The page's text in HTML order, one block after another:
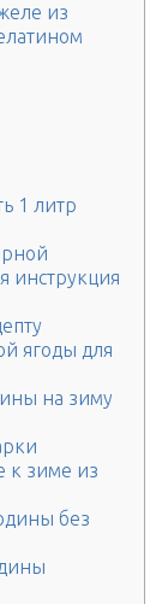
из
1 литр
инструкция
ягоды для
на зиму
к зиме из
без